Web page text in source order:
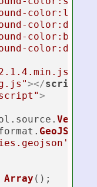
></script
>
source . Vector
. GeoJSON
Array ();